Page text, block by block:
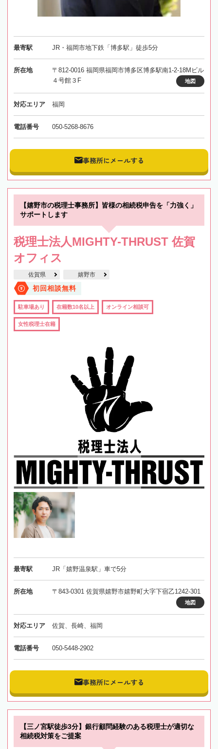
最寄駅 JR・福岡市地下鉄「博多駅」徒歩5分
所在地
〒812-0016 福岡県福岡市博多区博多駅南1-2-18Mビル
４号館３F
地図
対応エリア 福岡
電話番号 050-5268-8676
事務所にメールする
【嬉野市の税理士事務所】皆様の相続税申告を「力強く」
サポートします
税理士法人MIGHTY-THRUST 佐賀
オフィス
佐賀県 嬉野市
初回相談無料
駐車場あり 在籍数10名以上 オンライン相談可
女性税理士在籍
最寄駅 JR「嬉野温泉駅」車で5分
所在地 〒843-0301 佐賀県嬉野市嬉野町大字下宿乙1242-301
地図
対応エリア 佐賀、長崎、福岡
電話番号 050-5448-2902
事務所にメールする
【三ノ宮駅徒歩3分】銀行顧問経験のある税理士が適切な
相続税対策をご提案